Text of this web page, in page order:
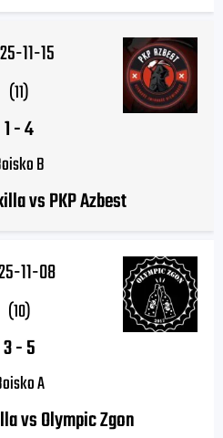
11-15
(11)
1-4
B
vs PKP Azbest
11-08
(10)
3-5
A
vs Olympic Zgon